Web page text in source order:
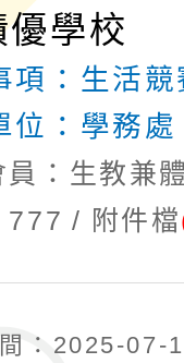
-2：國
計畫」
部表揚
獻獎」實
優學校
項： 生活競
： 學務處
員：生教兼
777
附件檔
：2025-07-